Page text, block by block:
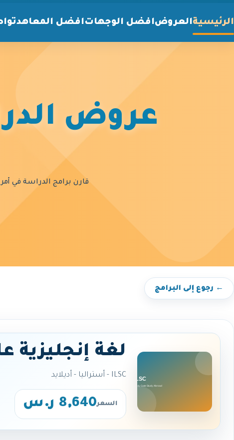
الرئيسيةالعروضافضل الوجهاتافضل المعاهد
عروض
قارن برامج الدراسة في
← رجوع إلى البرامج
لغة إنجليزية
ILSC - أستراليا - أديلايد
السعر8,640 ر.س